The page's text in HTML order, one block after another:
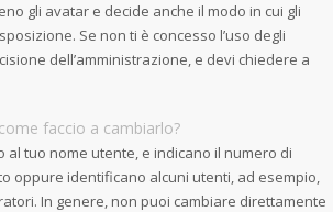
gli avatar e decide anche il modo in cui gli
Se non ti è concesso l’uso degli
dell’amministrazione, e devi chiedere a
faccio a cambiarlo?
al tuo nome utente, e indicano il numero di
oppure identificano alcuni utenti, ad esempio,
In genere, non puoi cambiare direttamente